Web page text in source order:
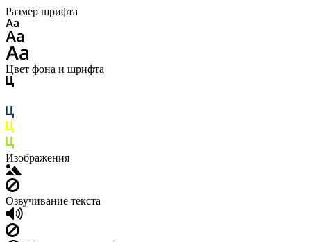
Размер шрифта
Цвет фона и шрифта
Изображения
Озвучивание текста